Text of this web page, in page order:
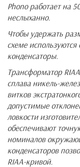
Phono работает на
неслыханно.
Чтобы удержать
схеме
конденсаторы.
Трансформатор RIAA
сплава никель-
витков
допустимые
ловкости
обеспечивают
номиналов
конденсаторов
RIAA-кривой.